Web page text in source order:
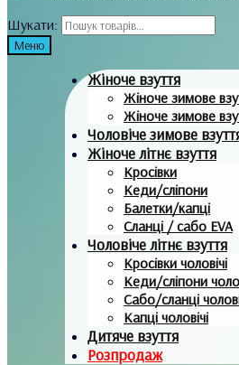
Шукати:
Меню
Жіноче взуття
Жіноче зимове
Жіноче зимове
Чоловіче зимове
Жіноче літнє взуття
Кросівки
Кеди/сліпони
Балетки/капці
Сланці / сабо EVA
Чоловіче літнє взуття
Кросівки чоловічі
Кеди/сліпони
Сабо/сланці
Капці чоловічі
Дитяче взуття
Розпродаж